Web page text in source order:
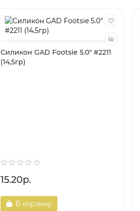
Силикон GAD Footsie 5.0" #2211
(14,5гр)
15.20р.
В корзину